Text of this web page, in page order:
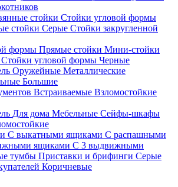
стойки Стойки угловой формы
стойки Серые Стойки закругленной
формы Прямые стойки Мини-стойки
Стойки угловой формы Черные
Оружейные Металлические
Большие
Встраиваемые Взломостойкие
Для дома Мебельные Сейфы-шкафы
С выкатными ящиками С распашными
ящиками С 3 выдвижными
тумбы Приставки и брифинги Серые
Коричневые